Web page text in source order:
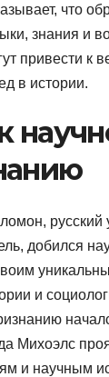
что
знания и
привести к
в истории.
русский
добился
и
Михоэлс
и научным